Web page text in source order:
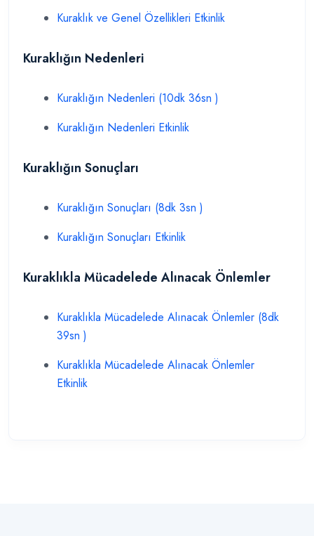
Kuraklık ve Genel Özellikleri Etkinlik
Kuraklığın Nedenleri
Kuraklığın Nedenleri (10dk 36sn )
Kuraklığın Nedenleri Etkinlik
Kuraklığın Sonuçları
Kuraklığın Sonuçları (8dk 3sn )
Kuraklığın Sonuçları Etkinlik
Kuraklıkla Mücadelede Alınacak Önlemler
Kuraklıkla Mücadelede Alınacak Önlemler (8dk
39sn )
Kuraklıkla Mücadelede Alınacak Önlemler
Etkinlik